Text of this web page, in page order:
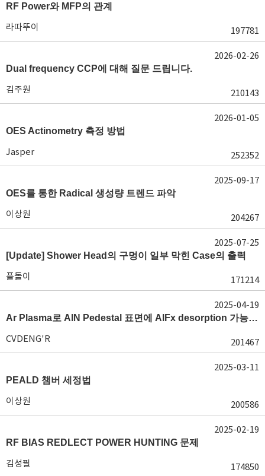
RF Power와 MFP의 관계
라따뚜이 197781
Dual frequency CCP에 대해 질문 드립니다.
김주원 210143
2026-02-26
OES Actinometry 측정 방법
Jasper 252352
2026-01-05
OES를 통한 Radical 생성량 트렌드 파악
이상원 204267
2025-09-17
[Update] Shower Head의 구멍이 일부 막힌 Case의 출력
플돌이 171214
2025-07-25
Ar Plasma로 AlN Pedestal 표면에 AlFx desorption 가능 여부가 궁금합니다.
CVDENG'R 201467
2025-04-19
PEALD 챔버 세정법
이상원 200586
2025-03-11
RF BIAS REDLECT POWER HUNTING 문제
김성필 174850
2025-02-19